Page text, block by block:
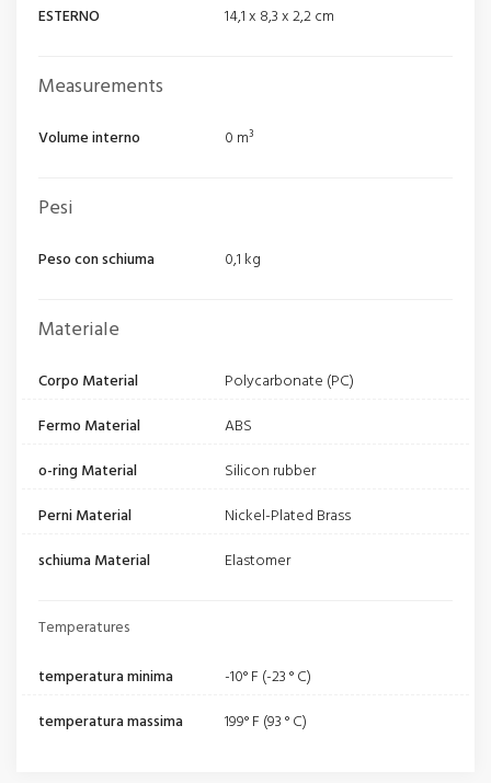
ESTERNO
14,1 x 8,3 x 2,2 cm
Measurements
Volume interno 0 m³
Pesi
Peso con schiuma 0,1 kg
Materiale
Corpo Material
Polycarbonate (PC)
Fermo Material
ABS
o-ring Material
Silicon rubber
Perni Material
Nickel-Plated Brass
schiuma Material
Elastomer
Temperatures
temperatura minima
-10° F (-23 ° C)
temperatura massima
199° F (93 ° C)